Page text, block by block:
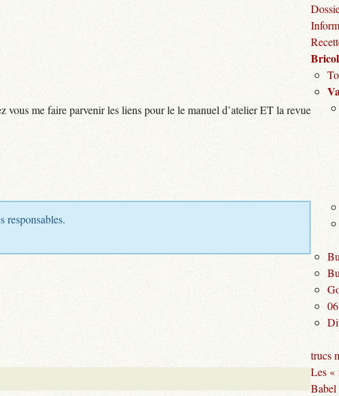
me faire parvenir les liens pour le le manuel d’atelier ET la revue
responsables.
trucs
Les «